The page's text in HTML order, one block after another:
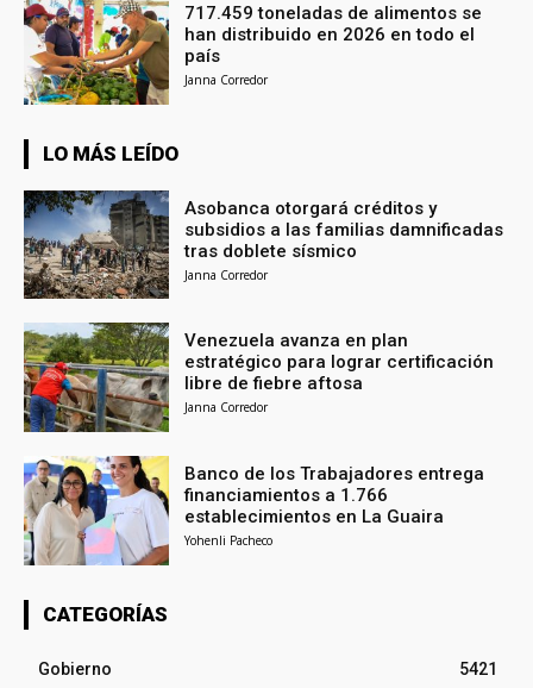
717.459 toneladas de alimentos se
han distribuido en 2026 en todo el
país
Janna Corredor
LO MÁS LEÍDO
Asobanca otorgará créditos y
subsidios a las familias damnificadas
tras doblete sísmico
Janna Corredor
Venezuela avanza en plan
estratégico para lograr certificación
libre de fiebre aftosa
Janna Corredor
Banco de los Trabajadores entrega
financiamientos a 1.766
establecimientos en La Guaira
Yohenli Pacheco
CATEGORÍAS
Gobierno
5421